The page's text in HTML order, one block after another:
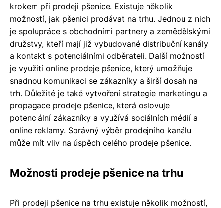
krokem při prodeji pšenice. Existuje několik
možností, jak pšenici prodávat na trhu. Jednou z nich
je spolupráce s obchodními partnery a zemědělskými
družstvy, kteří mají již vybudované distribuční kanály
a kontakt s potenciálními odběrateli. Další možností
je využití online prodeje pšenice, který umožňuje
snadnou komunikaci se zákazníky a širší dosah na
trh. Důležité je také vytvoření strategie marketingu a
propagace prodeje pšenice, která oslovuje
potenciální zákazníky a využívá sociálních médií a
online reklamy. Správný výběr prodejního kanálu
může mít vliv na úspěch celého prodeje pšenice.
Možnosti prodeje pšenice na trhu
Při prodeji pšenice na trhu existuje několik možností,